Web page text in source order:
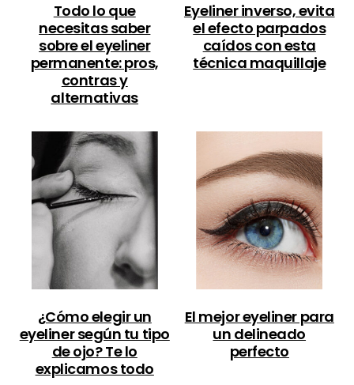
Todo lo que
necesitas saber
sobre el eyeliner
permanente: pros,
contras y
alternativas
Eyeliner inverso, evita
el efecto parpados
caídos con esta
técnica maquillaje
¿Cómo elegir un
eyeliner según tu tipo
de ojo? Te lo
explicamos todo
El mejor eyeliner para
un delineado
perfecto